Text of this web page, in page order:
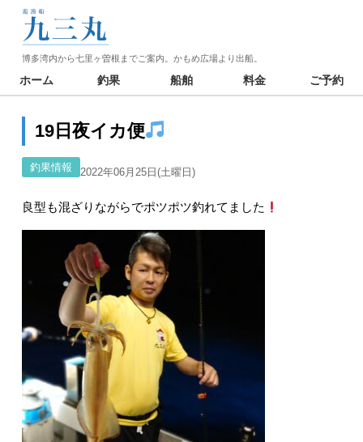
博多湾内から七里ヶ曽根までご案内。かもめ広場より出船。
ホーム 釣果 船舶 料金 ご予約
19日夜イカ便
釣果情報 2022年06月25日(土曜日)
良型も混ざりながらでポツポツ釣れてました